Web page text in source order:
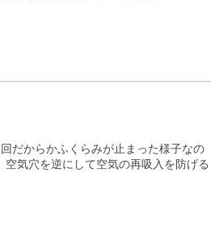
だからかふくらみが止まった様子なの
気穴を逆にして空気の再吸入を防げる